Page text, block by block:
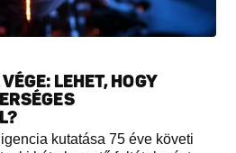
LEHET, HOGY
kutatása 75 éve követi